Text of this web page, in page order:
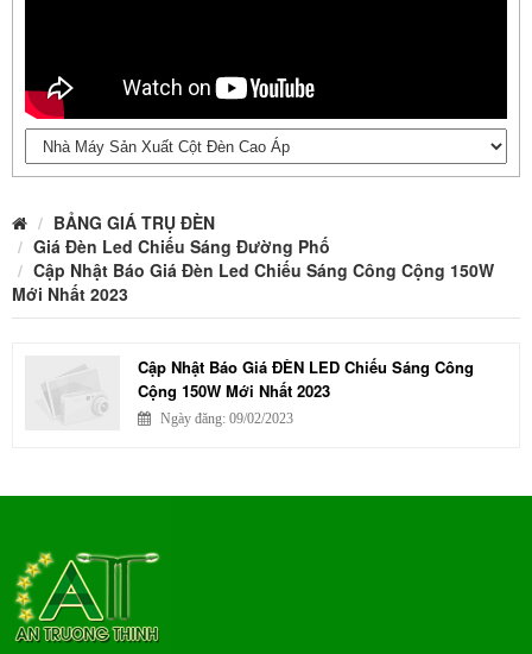
BẢNG GIÁ TRỤ ĐÈN
Giá Đèn Led Chiếu Sáng Đường Phố
Cập Nhật Báo Giá Đèn Led Chiếu Sáng Công Cộng 150W
Mới Nhất 2023
Cập Nhật Báo Giá ĐÈN LED Chiếu Sáng Công
Cộng 150W Mới Nhất 2023
Ngày đăng: 09/02/2023